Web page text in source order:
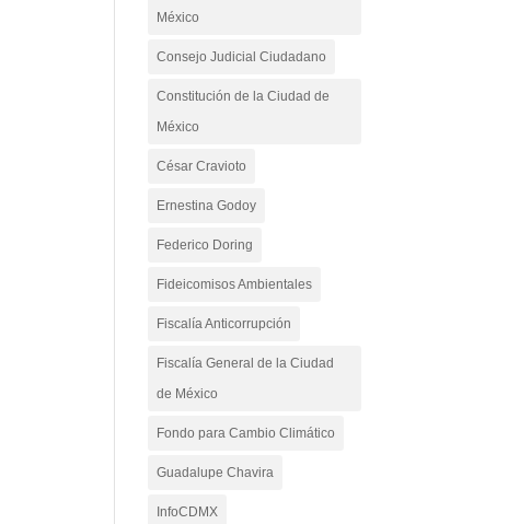
México
Consejo Judicial Ciudadano
Constitución de la Ciudad de
México
César Cravioto
Ernestina Godoy
Federico Doring
Fideicomisos Ambientales
Fiscalía Anticorrupción
Fiscalía General de la Ciudad
de México
Fondo para Cambio Climático
Guadalupe Chavira
InfoCDMX